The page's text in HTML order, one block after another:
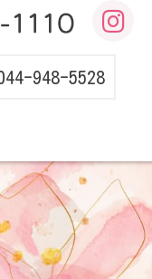
948-5528